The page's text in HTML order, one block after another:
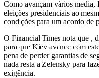
Como avançam vários media,
eleições presidenciais ao
condições para um acordo de
O Financial Times nota que ,
para que Kiev avance com
pena de perder garantias de
nada resta a Zelensky para
exigência.